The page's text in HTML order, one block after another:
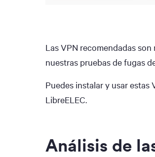
Las VPN recomendadas
nuestras pruebas de fugas
Puedes instalar y usar estas
LibreELEC.
Análisis de